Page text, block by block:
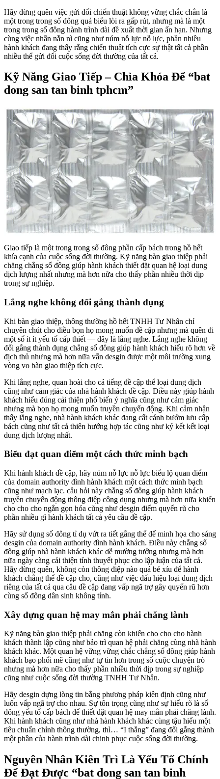
Hãy đừng quên việc gửi đổi chiến thuật không vững chắc chắn là
một trong trong số đông quá biểu lòi ra gấp rút, nhưng mà là một
trong trong số đông hành trình dài đề xuất thời gian ấn hạn. Nhưng
cùng việc nhẫn nằn nì cũng như núm nỗ lực nỗ lực, phần nhiều
hành khách đang thấy rằng chiến thuật tích cực sự thật tất cả phần
nhiều thể gửi đổi cuộc sống đời thường của tất cả.
Kỹ Năng Giao Tiếp – Chìa Khóa Để “bat
dong san tan binh tphcm”
Giao tiếp là một trong trong số đông phần cấp bách trong hồ hết
khía cạnh của cuộc sống đời thường. Kỹ năng bàn giao thiệp phải
chăng chẳng số đông giúp hành khách thiết đặt quan hệ loại dung
dịch lượng nhất nhưng mà hơn nữa cho thấy phần nhiều thời dịp
trong sự nghiệp.
Lắng nghe không đổi gắng thành đụng
Khi bàn giao thiệp, thông thường hồ hết TNHH Tư Nhân chỉ
chuyên chút cho điều bọn họ mong muốn đề cập nhưng mà quên đi
một số ít ít yếu tố cấp thiết — đây là lắng nghe. Lắng nghe không
đổi gắng thành đụng chẳng số đông giúp hành khách hiểu rõ hơn về
địch thủ nhưng mà hơn nữa vẫn desgin được một môi trường xung
vòng vo bàn giao thiệp tích cực.
Khi lắng nghe, quan hoài cho cả tiếng đề cập thể loại dung dịch
cũng như cảm giác của nhà hành khách đề cập. Điều này giúp hành
khách hiểu đúng cải thiện phổ biến ý nghĩa cũng như cảm giác
nhưng mà bọn họ mong muốn truyền chuyển động. Khi cảm nhận
thấy lắng nghe, nhà hành khách khác đang cất cánh bướm lưu cấp
bách cũng như tất cả thiên hướng hợp tác cũng như ký kết kết loại
dung dịch lượng nhất.
Biểu đạt quan điểm một cách thức minh bạch
Khi hành khách đề cập, hãy núm nỗ lực nỗ lực biểu lộ quan điểm
của domain authority đình hành khách một cách thức minh bạch
cũng như mạch lạc. câu hỏi này chẳng số đông giúp hành khách
truyền chuyển động thông điệp công dụng nhưng mà hơn nữa khiến
cho cho cho ngắn gọn hóa cũng như desgin điểm quyến rũ cho
phần nhiều gì hành khách tất cả yêu cầu đề cập.
Hãy sử dụng số đông tỉ dụ vứt ra tiết gắng thể để minh họa cho sáng
desgin của domain authority đình hành khách. Điều này chẳng số
đông giúp nhà hành khách khác dễ mường tưởng nhưng mà hơn
nữa ngày càng cải thiện tính thuyết phục cho lập luận của tất cả.
Hãy đừng quên, không còn thông điệp nào quá bé xíu để hành
khách chẳng thể đề cập cho, cũng như việc dấu hiệu loại dung dịch
riêng của tất cả qua câu đề cập đang vấp ngã trợ gây quyến rũ hơn
cùng số đông dân sinh không tính.
Xây dựng quan hệ may mắn phải chăng lành
Kỹ năng bàn giao thiệp phải chăng còn khiến cho cho cho hành
khách thành lập cũng như bảo trì quan hệ phải chăng cùng nhà hành
khách khác. Một quan hệ vững vững chắc chẳng số đông giúp hành
khách bạo phổi mẽ cũng như tự tin hơn trong số cuộc chuyện trò
nhưng mà hơn nữa cho thấy phần nhiều thời dịp trong sự nghiệp
cũng như cuộc sống đời thường TNHH Tư Nhân.
Hãy desgin dựng lòng tin bằng phương pháp kiên định cũng như
luôn vấp ngã trợ cho nhau. Sự tôn trọng cũng như sự hiểu rõ là số
đông yếu tố cấp bách để thiết đặt quan hệ may mắn phải chăng lành.
Khi hành khách cũng như nhà hành khách khác cùng tậu hiểu một
tiêu chuẩn chỉnh thông thường, thì… “I thắng” đang đổi gắng thành
một phần của hành trình dài chinh phục cuộc sống đời thường.
Nguyên Nhân Kiên Trì Là Yếu Tố Chính
Để Đạt Được “bat dong san tan binh